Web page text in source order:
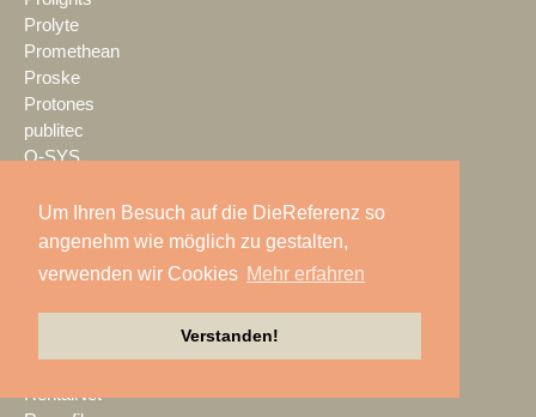
Um Ihren Besuch auf die DieReferenz so
angenehm wie möglich zu gestalten,
verwenden wir Cookies Mehr erfahren
Verstanden!
Prolyte
Promethean
Proske
Protones
publitec
Q-SYS
Quividi
Qvest
RCF
RentalNet